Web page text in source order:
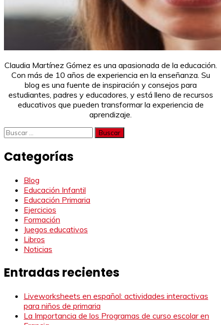
Claudia Martínez Gómez es una apasionada de la educación.
Con más de 10 años de experiencia en la enseñanza. Su
blog es una fuente de inspiración y consejos para
estudiantes, padres y educadores, y está lleno de recursos
educativos que pueden transformar la experiencia de
aprendizaje.
Buscar:
Categorías
Blog
Educación Infantil
Educación Primaria
Ejercicios
Formación
Juegos educativos
Libros
Noticias
Entradas recientes
Liveworksheets en español: actividades interactivas
para niños de primaria
La Importancia de los Programas de curso escolar en